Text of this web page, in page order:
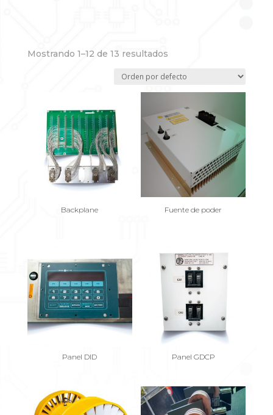
Mostrando 1–12 de 13 resultados
Backplane Fuente de poder
Panel DID Panel GDCP